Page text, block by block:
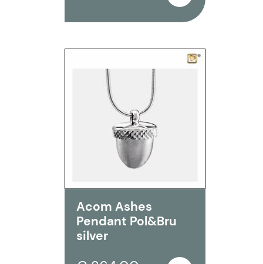
Acom Ashes
Pendant Pol&Bru
silver